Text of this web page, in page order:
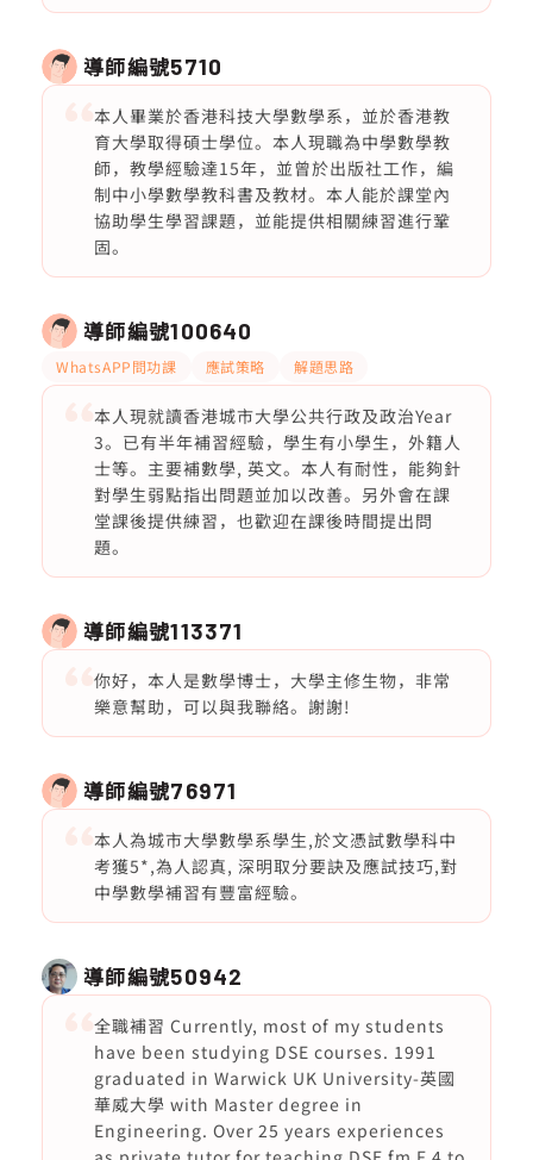
導師編號5710
本人畢業於香港科技大學數學系，並於香港教
育大學取得碩士學位。本人現職為中學數學教
師，教學經驗達15年，並曾於出版社工作，編
制中小學數學教科書及教材。本人能於課堂內
協助學生學習課題，並能提供相關練習進行鞏
固。
導師編號100640
WhatsAPP問功課 應試策略 解題思路
本人現就讀香港城市大學公共行政及政治Year
3。已有半年補習經驗，學生有小學生，外籍人
士等。主要補數學, 英文。本人有耐性，能夠針
對學生弱點指出問題並加以改善。另外會在課
堂課後提供練習，也歡迎在課後時間提出問
題。
導師編號113371
你好，本人是數學博士，大學主修生物，非常
樂意幫助，可以與我聯絡。謝謝!
導師編號76971
本人為城市大學數學系學生,於文憑試數學科中
考獲5*,為人認真, 深明取分要訣及應試技巧,對
中學數學補習有豐富經驗。
導師編號50942
全職補習 Currently, most of my students
have been studying DSE courses. 1991
graduated in Warwick UK University-英國
華威大學 with Master degree in
Engineering. Over 25 years experiences